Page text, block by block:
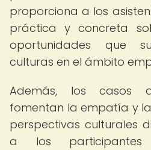
proporciona a los
práctica y concreta
oportunidades que
culturas en el ámbito
Además, los casos
fomentan la empatía y
perspectivas culturales
a los participantes